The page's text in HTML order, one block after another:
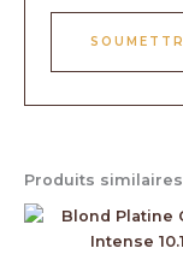
Produits similaires